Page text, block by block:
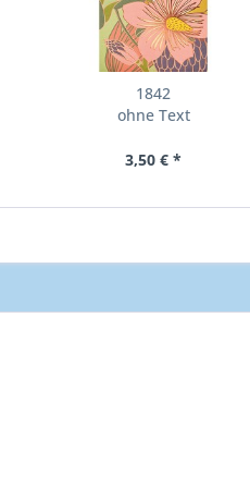
1842
ohne Text
3,50 € *